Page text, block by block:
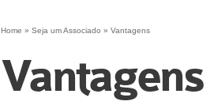
Home » Seja um Associado » Vantagens